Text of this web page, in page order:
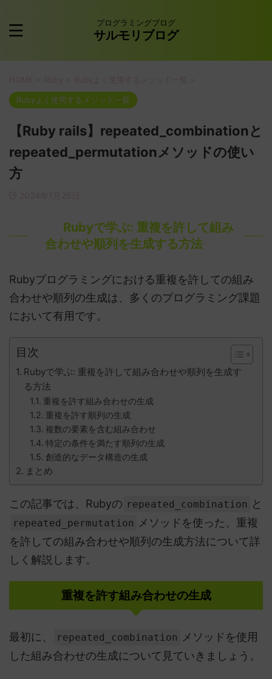
プログラミングブログ
サルモリブログ
Rubyよく使用するメソッド一覧
【Ruby rails】repeated_combinationと
repeated_permutationメソッドの使い
方
Rubyで学ぶ: 重複を許して組み
合わせや順列を生成する方法
Rubyプログラミングにおける重複を許しての組み
合わせや順列の生成は、多くのプログラミング課題
において有用です。
目次
Rubyで学ぶ: 重複を許して組み合わせや順列を生成す
る方法
重複を許す組み合わせの生成
重複を許す順列の生成
複数の要素を含む組み合わせ
特定の条件を満たす順列の生成
創造的なデータ構造の生成
まとめ
この記事では、Rubyの repeated_combination と
repeated_permutation
メソッドを使った、重複
を許しての組み合わせや順列の生成方法について詳
しく解説します。
重複を許す組み合わせの生成
最初に、 repeated_combination
メソッドを使用
した組み合わせの生成について見ていきましょう。